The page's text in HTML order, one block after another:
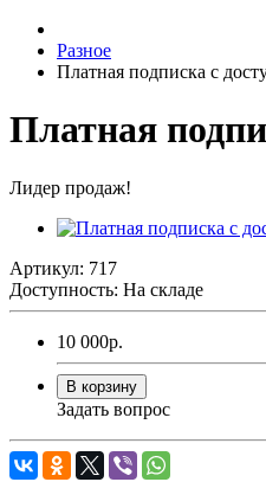
Разное
Платная подписка с
Платная
Лидер продаж!
Артикул: 717
Доступность: На складе
10 000р.
В корзину
Задать вопрос